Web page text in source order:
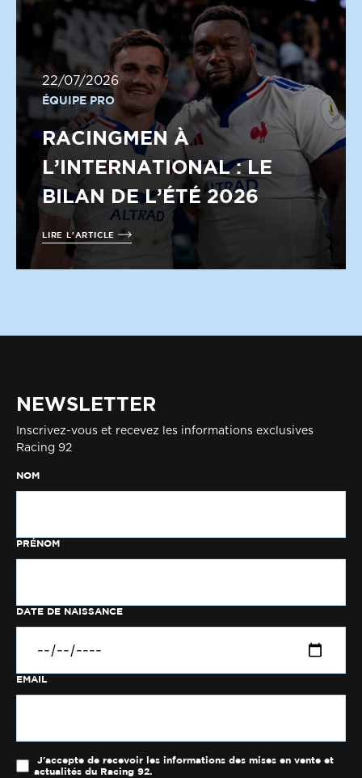
22/07/2026
ÉQUIPE PRO
RACINGMEN À
L’INTERNATIONAL : LE
BILAN DE L’ÉTÉ 2026
LIRE L'ARTICLE
NEWSLETTER
Inscrivez-vous et recevez les informations exclusives
Racing 92
NOM
PRÉNOM
DATE DE NAISSANCE
EMAIL
J'accepte de recevoir les informations des mises en vente et
actualités du Racing 92.